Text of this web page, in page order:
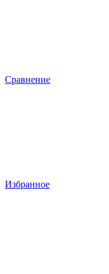
Сравнение
Избранное